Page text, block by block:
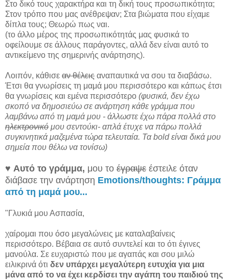
Στο δικό τους χαρακτήρα και τη δική τους προσωπικότητα;
Στον τρόπο που μας ανέθρεψαν; Στα βιώματα που είχαμε
δίπλα τους; Θεωρώ πως ναι.
(το άλλο μέρος της προσωπικότητάς μας φυσικά το
οφείλουμε σε άλλους παράγοντες, αλλά δεν είναι αυτό το
αντικείμενο της σημερινής ανάρτησης).
Λοιπόν, κάθισε αν θέλεις αναπαυτικά να σου τα διαβάσω.
Έτσι θα γνωρίσεις τη μαμά μου περισσότερο και κάπως έτσι
θα γνωρίσεις και εμένα περισσότερο (φυσικά, δεν έχω
σκοπό να δημοσιεύω σε ανάρτηση κάθε γράμμα που
λαμβάνω από τη μαμά μου - άλλωστε έχω πάρα πολλά στο
ηλεκτρονικό μου σεντούκι- απλά έτυχε να πάρω πολλά
συγκινητικά μαζεμένα τώρα τελευταία. Τα bold είναι δικά μου
σημεία που θέλω να τονίσω)
♥ Αυτό το γράμμα, μου το έγραψε έστειλε όταν
διάβασε την ανάρτηση Emotions/thoughts: Γράμμα
από τη μαμά μου...
"Γλυκιά μου Ασπασία,
χαίρομαι που όσο μεγαλώνεις με καταλαβαίνεις
περισσότερο. Βέβαια σε αυτό συντελεί και το ότι έγινες
μανούλα. Σε ευχαριστώ που με αγαπάς και σου μιλώ
ειλικρινά ότι δεν υπάρχει μεγαλύτερη ευτυχία για μια
μάνα από το να έχει κερδίσει την αγάπη του παιδιού της